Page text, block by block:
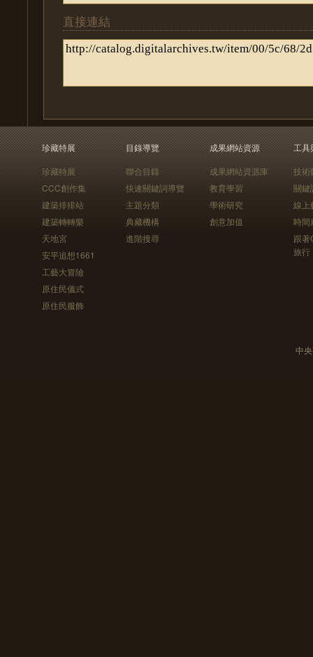
直接連結
珍藏特展
珍藏特展
CCC創作集
建築排排站
建築轉轉樂
天地宮
安平追想1661
工藝大冒險
原住民儀式
原住民服飾
目錄導覽
聯合目錄
快速關鍵詞導覽
主題分類
典藏機構
進階搜尋
成果網站資源
成果網站資源庫
教育學習
學術研究
創意加值
工具
技術
關鍵
線上
時間
跟
旅行
中